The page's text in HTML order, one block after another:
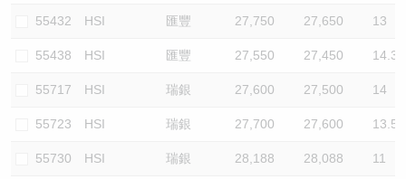
55432 HSI 匯豐 27,750 27,650 13
55438 HSI 匯豐 27,550 27,450 14.3
55717 HSI 瑞銀 27,600 27,500 14
55723 HSI 瑞銀 27,700 27,600 13.5
55730 HSI 瑞銀 28,188 28,088 11